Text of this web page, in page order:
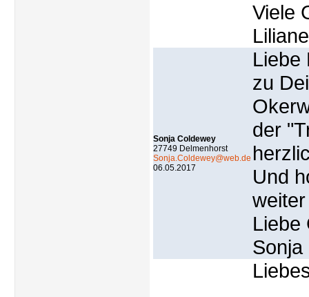
Viele
Liliane
Sonja Coldewey
27749 Delmenhorst
Sonja.Coldewey@web.de
06.05.2017
Liebe
zu
der
Und
Liebe
Sonja